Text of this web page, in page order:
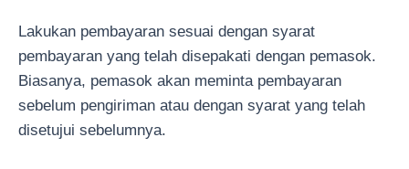
Lakukan pembayaran sesuai dengan syarat
pembayaran yang telah disepakati dengan pemasok.
Biasanya, pemasok akan meminta pembayaran
sebelum pengiriman atau dengan syarat yang telah
disetujui sebelumnya.